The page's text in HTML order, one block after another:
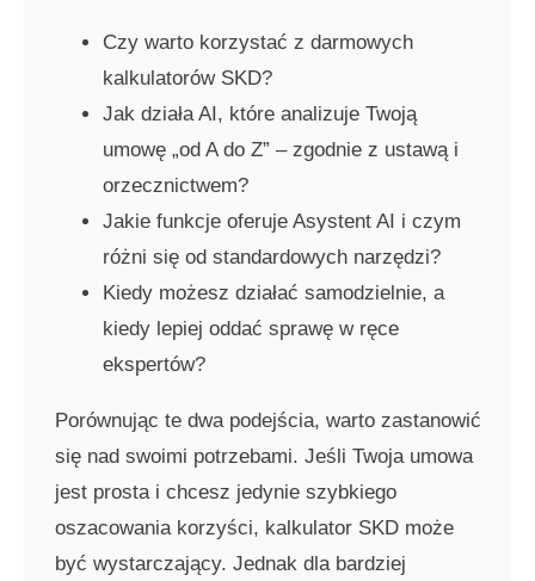
Czy warto korzystać z darmowych
kalkulatorów SKD?
Jak działa AI, które analizuje Twoją
umowę „od A do Z” – zgodnie z ustawą i
orzecznictwem?
Jakie funkcje oferuje Asystent AI i czym
różni się od standardowych narzędzi?
Kiedy możesz działać samodzielnie, a
kiedy lepiej oddać sprawę w ręce
ekspertów?
Porównując te dwa podejścia, warto zastanowić
się nad swoimi potrzebami. Jeśli Twoja umowa
jest prosta i chcesz jedynie szybkiego
oszacowania korzyści, kalkulator SKD może
być wystarczający. Jednak dla bardziej